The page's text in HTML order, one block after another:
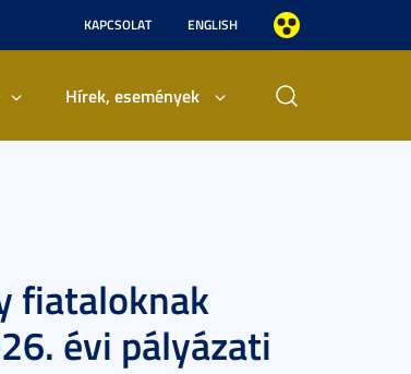
KAPCSOLAT ENGLISH
Hírek, események
fiataloknak
évi pályázati